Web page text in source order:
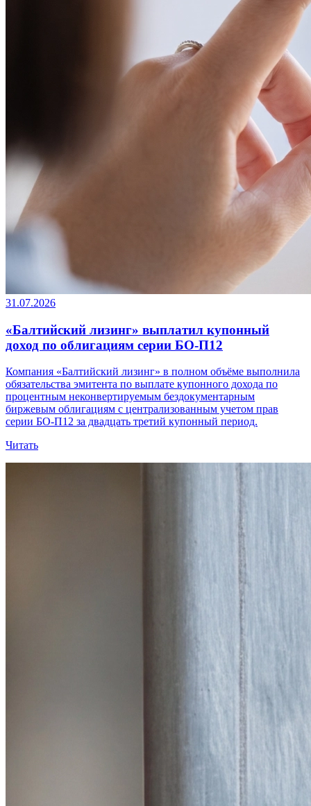
31.07.2026
«Балтийский лизинг» выплатил купонный
доход по облигациям серии БО-П12
Компания «Балтийский лизинг» в полном объёме выполнила
обязательства эмитента по выплате купонного дохода по
процентным неконвертируемым бездокументарным
биржевым облигациям с централизованным учетом прав
серии БО-П12 за двадцать третий купонный период.
Читать